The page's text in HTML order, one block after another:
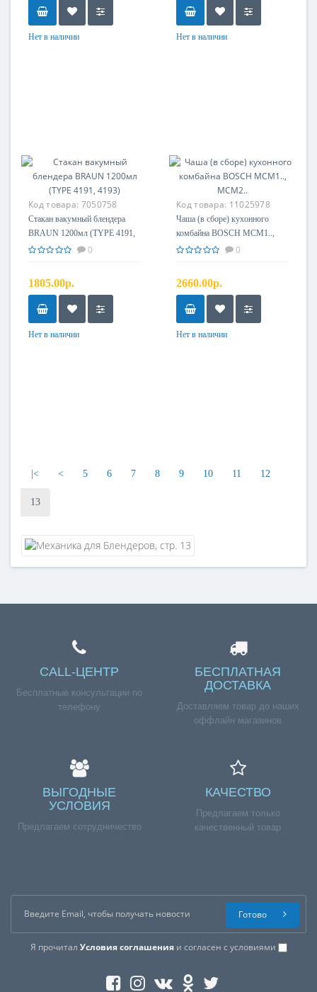
Нет в наличии Нет в наличии
Код товара: 7050758
Стакан вакумный блендера
BRAUN 1200мл (TYPE 4191,
4193)
0
1805.00р.
Нет в наличии
Код товара: 11025978
Чаша (в сборе) кухонного
комбайна BOSCH MCM1..,
MCM2..
0
2660.00р.
Нет в наличии
|< < 5 6 7 8 9 10 11 12
13
CALL-ЦЕНТР
Бесплатные консультации по
телефону
БЕСПЛАТНАЯ
ДОСТАВКА
Доставляем товар до наших
оффлайн магазинов
ВЫГОДНЫЕ
УСЛОВИЯ
Предлагаем сотрудничество
КАЧЕСТВО
Предлагаем только
качественный товар
Я прочитал Условия соглашенияи согласен с условиями
Готово